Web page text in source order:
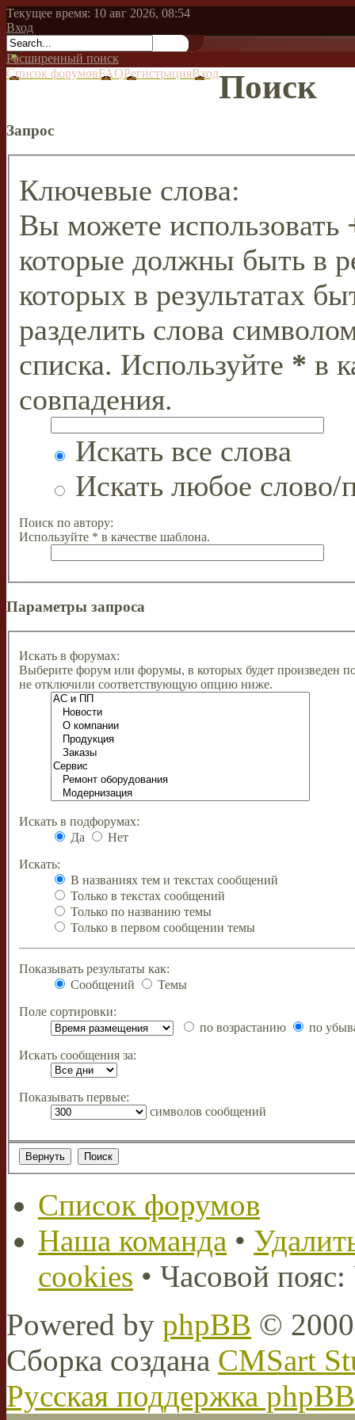
Текущее время: 10 авг 2026, 08:54
Вход
Расширенный поиск
Список форумовFAQРегистрацияВходПоиск
Запрос
Ключевые слова:
Вы можете использовать
которые должны быть в
которых в результатах
разделить слова
списка. Используйте * в
совпадения.
Искать все слова
Искать любое слово/
Поиск по автору:
Используйте * в качестве шаблона.
Параметры запроса
Искать в форумах:
Выберите форум или форумы, в которых будет произведен
не отключили соответствующую опцию ниже.
Искать в подфорумах:
Да
Нет
Искать:
В названиях тем и текстах сообщений
Только в текстах сообщений
Только по названию темы
Только в первом сообщении темы
Показывать результаты как:
Сообщений
Темы
Поле сортировки:
по возрастанию
по
Искать сообщения за:
Показывать первые:
символов сообщений
Список форумов
Наша команда •
cookies • Часовой
Powered by phpBB ©
Сборка создана CMSart
Русская поддержка phpBB